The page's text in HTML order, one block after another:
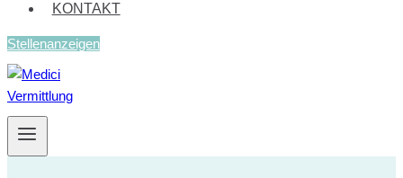
KONTAKT
Stellenanzeigen